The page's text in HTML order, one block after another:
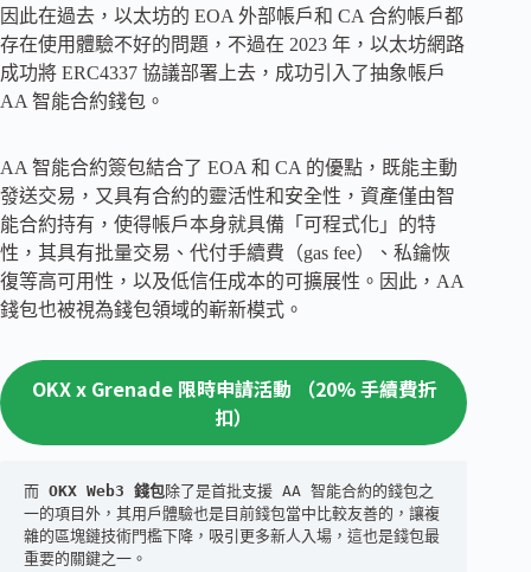
因此在過去，以太坊的 EOA 外部帳戶和 CA 合約帳戶都
存在使用體驗不好的問題，不過在 2023 年，以太坊網路
成功將 ERC4337 協議部署上去，成功引入了抽象帳戶
AA 智能合約錢包。
AA 智能合約簽包結合了 EOA 和 CA 的優點，既能主動
發送交易，又具有合約的靈活性和安全性，資產僅由智
能合約持有，使得帳戶本身就具備「可程式化」的特
性，其具有批量交易、代付手續費（gas fee）、私鑰恢
復等高可用性，以及低信任成本的可擴展性。因此，AA
錢包也被視為錢包領域的嶄新模式。
OKX x Grenade 限時申請活動 （20% 手續費折
扣）
而 OKX Web3 錢包除了是首批支援 AA 智能合約的錢包之
一的項目外，其用戶體驗也是目前錢包當中比較友善的，讓複
雜的區塊鏈技術門檻下降，吸引更多新人入場，這也是錢包最
重要的關鍵之一。